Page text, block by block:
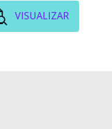
VISUALIZAR